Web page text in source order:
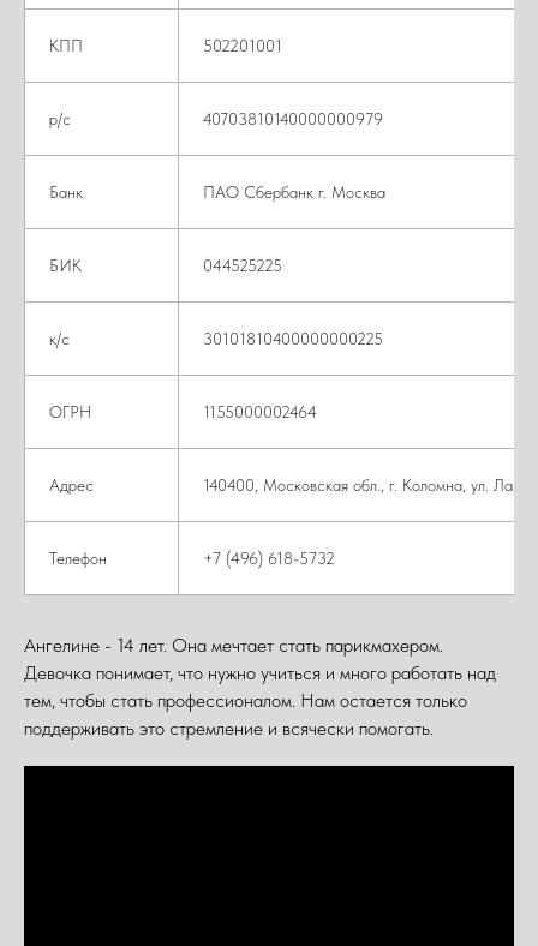
КПП 502201001
р/с 40703810140000000979
Банк ПАО Сбербанк г. Москва
БИК 044525225
к/с 30101810400000000225
ОГРН 1155000002464
Адрес 140400, Московская обл., г. Коломна, ул.
Телефон +7 (496) 618-5732
Ангелине - 14 лет. Она мечтает стать парикмахером.
Девочка понимает, что нужно учиться и много работать над
тем, чтобы стать профессионалом. Нам остается только
поддерживать это стремление и всячески помогать.